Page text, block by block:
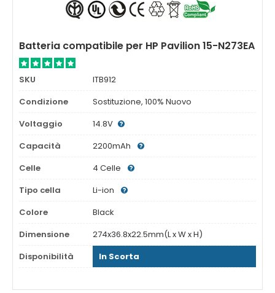
Batteria compatibile per HP Pavilion 15-N273EA
SKU
ITB912
Condizione
Sostituzione, 100% Nuovo
Voltaggio
14.8V
Capacità
2200mAh
Celle
4 Celle
Tipo cella
Li-ion
Colore
Black
Dimensione
274x36.8x22.5mm(L x W x H)
Disponibilità
In Scorta